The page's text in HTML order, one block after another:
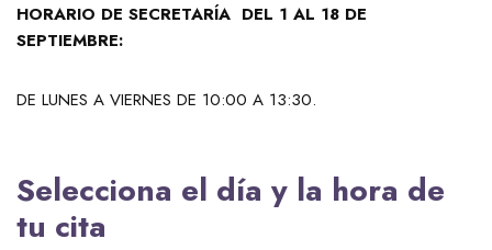
HORARIO DE SECRETARÍA DEL 1 AL 18 DE
SEPTIEMBRE:
DE LUNES A VIERNES DE 10:00 A 13:30.
Selecciona el día y la hora de
tu cita